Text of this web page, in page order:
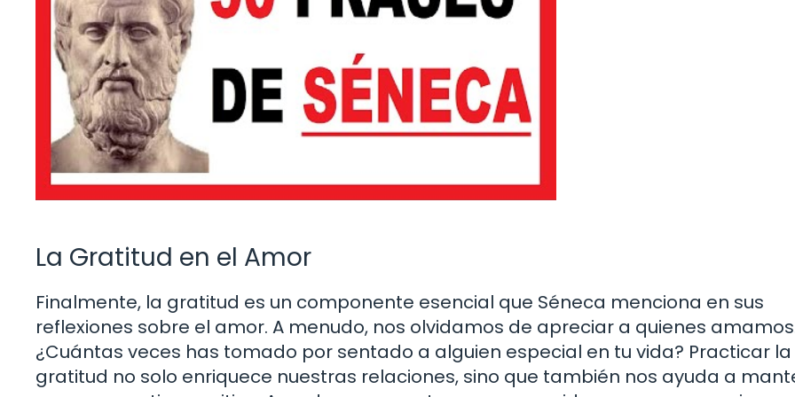
La Gratitud en el Amor
Finalmente, la gratitud es un componente esencial que Séneca menciona en sus
reflexiones sobre el amor. A menudo, nos olvidamos de apreciar a quienes
¿Cuántas veces has tomado por sentado a alguien especial en tu vida? Practicar la
gratitud no solo enriquece nuestras relaciones, sino que también nos ayuda a